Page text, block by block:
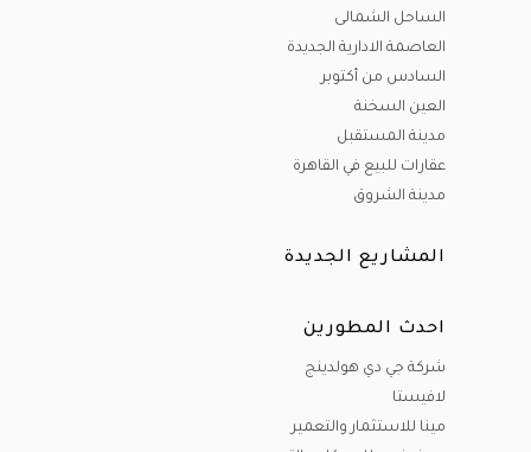
الساحل الشمالى
العاصمة الادارية الجديدة
السادس من أكتوبر
العين السخنة
مدينة المستقبل
عقارات للبيع في القاهرة
مدينة الشروق
المشاريع الجديدة
احدث المطورين
شركة جي دي هولدينج
لافيستا
مينا للاستثمار والتعمير